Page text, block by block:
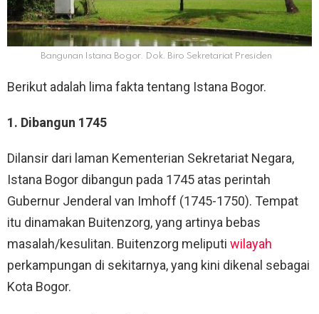
Bangunan Istana Bogor. Dok. Biro Sekretariat Presiden
Berikut adalah lima fakta tentang Istana Bogor.
1. Dibangun 1745
Dilansir dari laman Kementerian Sekretariat Negara,
Istana Bogor dibangun pada 1745 atas perintah
Gubernur Jenderal van Imhoff (1745-1750). Tempat
itu dinamakan Buitenzorg, yang artinya bebas
masalah/kesulitan. Buitenzorg meliputi wilayah
perkampungan di sekitarnya, yang kini dikenal sebagai
Kota Bogor.